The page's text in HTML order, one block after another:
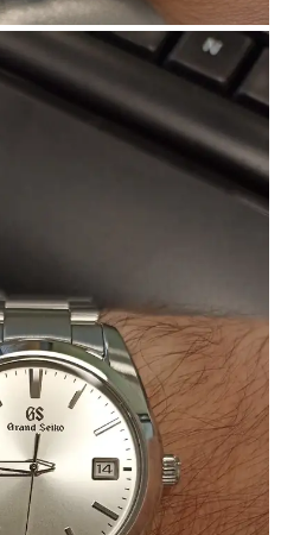
con que nos sorprende el 2025....